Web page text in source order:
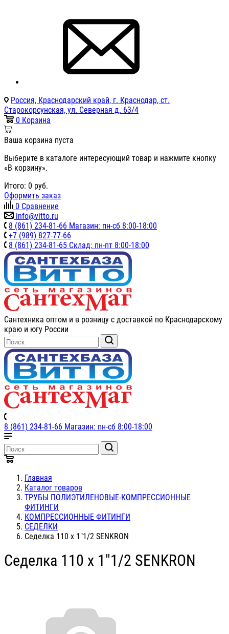
Россия, Краснодарский край, г. Краснодар, ст.
Старокорсунская, ул. Северная д. 63/4
0 Корзина
Ваша корзина пуста
Выберите в каталоге интересующий товар и нажмите кнопку
«В корзину».
Итого: 0 руб.
Оформить заказ
0 Сравнение
info@vitto.ru
8 (861) 234-81-66 Магазин: пн-сб 8:00-18:00
+7 (989) 827-77-66
8 (861) 234-81-65 Склад: пн-пт 8:00-18:00
Сантехника оптом и в розницу с доставкой по Краснодарскому
краю и югу России
8 (861) 234-81-66 Магазин: пн-сб 8:00-18:00
Главная
Каталог товаров
ТРУБЫ ПОЛИЭТИЛЕНОВЫЕ-КОМПРЕССИОННЫЕ
ФИТИНГИ
КОМПРЕССИОННЫЕ ФИТИНГИ
СЕДЕЛКИ
Седелка 110 х 1"1/2 SENKRON
Седелка 110 х 1"1/2 SENKRON